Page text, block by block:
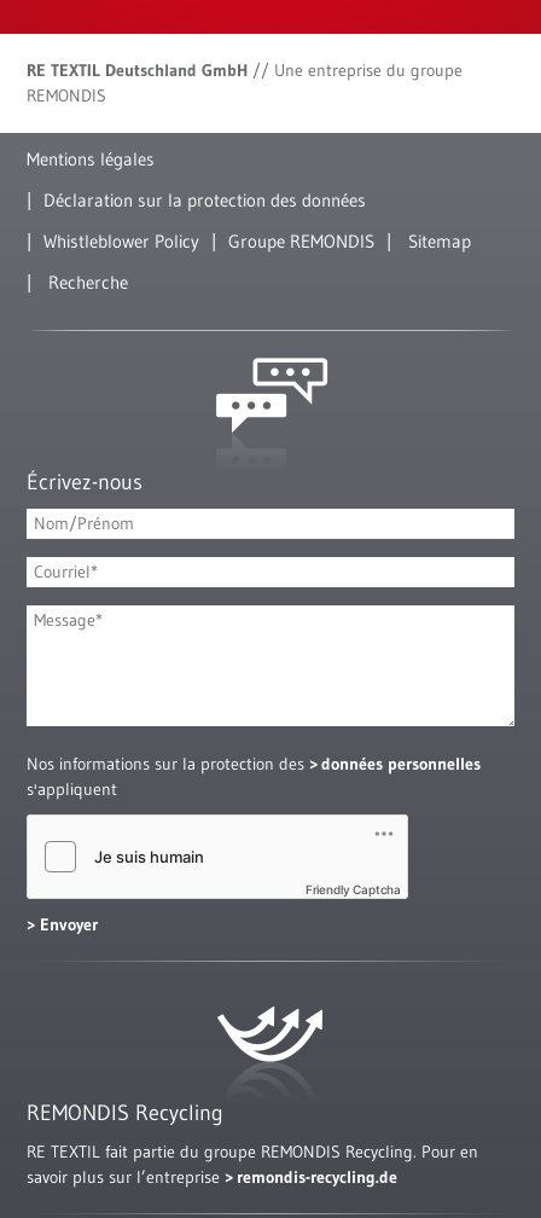
RE TEXTIL Deutschland GmbH // Une entreprise du groupe
REMONDIS
Mentions légales
Déclaration sur la protection des données
Whistleblower Policy
Groupe REMONDIS
Sitemap
Recherche
Écrivez-nous
Nos informations sur la protection des
données personnelles
s'appliquent
Friendly Captcha
REMONDIS Recycling
RE TEXTIL fait partie du groupe REMONDIS Recycling. Pour en
savoir plus sur l’entreprise
remondis-recycling.de